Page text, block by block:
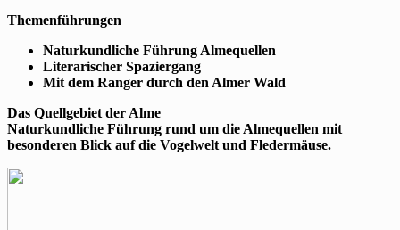
Themenführungen
Naturkundliche Führung Almequellen
Literarischer Spaziergang
Mit dem Ranger durch den Almer Wald
Das Quellgebiet der Alme
Naturkundliche Führung rund um die Almequellen mit
besonderen Blick auf die Vogelwelt und Fledermäuse.